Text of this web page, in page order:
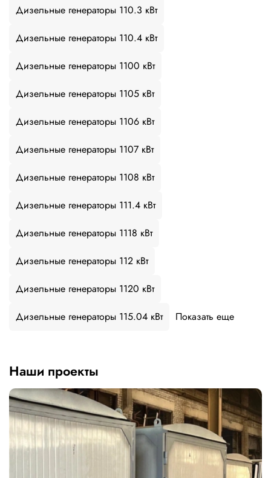
Дизельные генераторы 110.3 кВт
Дизельные генераторы 110.4 кВт
Дизельные генераторы 1100 кВт
Дизельные генераторы 1105 кВт
Дизельные генераторы 1106 кВт
Дизельные генераторы 1107 кВт
Дизельные генераторы 1108 кВт
Дизельные генераторы 111.4 кВт
Дизельные генераторы 1118 кВт
Дизельные генераторы 112 кВт
Дизельные генераторы 1120 кВт
Дизельные генераторы 115.04 кВт
Показать еще
Наши проекты